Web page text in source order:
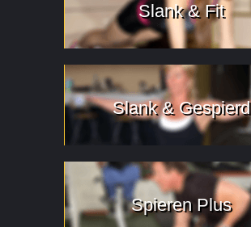
Slank & Fit
Slank & Gespierd
Spieren Plus